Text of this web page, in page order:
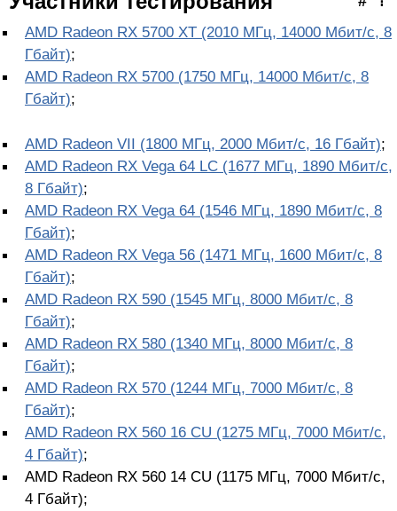
AMD Radeon RX 5700 XT (2010 МГц, 14000 Мбит/с, 8
Гбайт);
AMD Radeon RX 5700 (1750 МГц, 14000 Мбит/с, 8
Гбайт);
AMD Radeon VII (1800 МГц, 2000 Мбит/с, 16 Гбайт);
AMD Radeon RX Vega 64 LC (1677 МГц, 1890 Мбит/с,
8 Гбайт);
AMD Radeon RX Vega 64 (1546 МГц, 1890 Мбит/с, 8
Гбайт);
AMD Radeon RX Vega 56 (1471 МГц, 1600 Мбит/с, 8
Гбайт);
AMD Radeon RX 590 (1545 МГц, 8000 Мбит/с, 8
Гбайт);
AMD Radeon RX 580 (1340 МГц, 8000 Мбит/с, 8
Гбайт);
AMD Radeon RX 570 (1244 МГц, 7000 Мбит/с, 8
Гбайт);
AMD Radeon RX 560 16 CU (1275 МГц, 7000 Мбит/с,
4 Гбайт);
AMD Radeon RX 560 14 CU (1175 МГц, 7000 Мбит/с,
4 Гбайт);